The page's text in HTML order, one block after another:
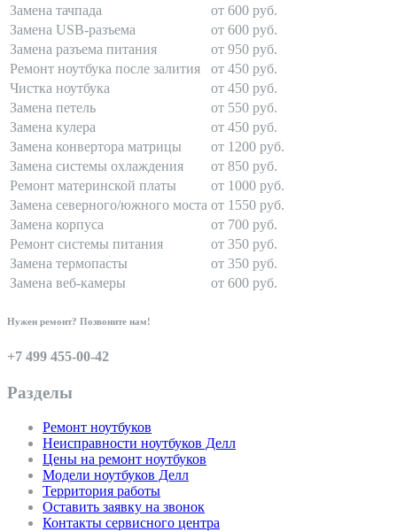
Замена тачпада
от 600 руб.
Замена USB-разъема
от 600 руб.
Замена разъема питания
от 950 руб.
Ремонт ноутбука после залития
от 450 руб.
Чистка ноутбука
от 450 руб.
Замена петель
от 550 руб.
Замена кулера
от 450 руб.
Замена конвертора матрицы
от 1200 руб.
Замена системы охлаждения
от 850 руб.
Ремонт материнской платы
от 1000 руб.
Замена северного/южного моста от 1550 руб.
Замена корпуса
от 700 руб.
Ремонт системы питания
от 350 руб.
Замена термопасты
от 350 руб.
Замена веб-камеры
от 600 руб.
Нужен ремонт? Позвоните нам!
+7 499 455-00-42
Разделы
Ремонт ноутбуков
Неисправности ноутбуков Делл
Цены на ремонт ноутбуков
Модели ноутбуков Делл
Территория работы
Оставить заявку на звонок
Контакты сервисного центра